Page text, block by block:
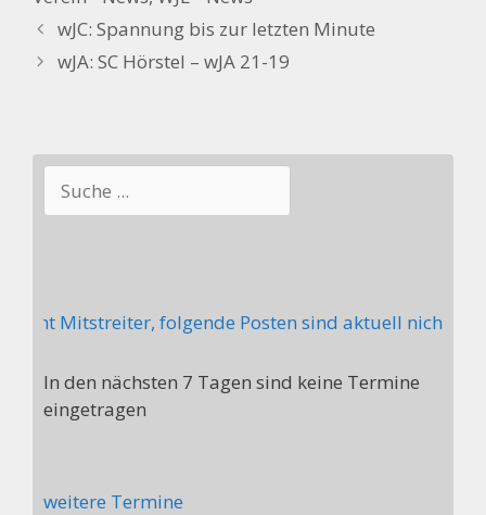
wJC: Spannung bis zur letzten Minute
wJA: SC Hörstel – wJA 21-19
Suchen
Mitstreiter, folgende Posten sind aktuell nicht
In den nächsten 7 Tagen sind keine Termine
eingetragen
weitere Termine